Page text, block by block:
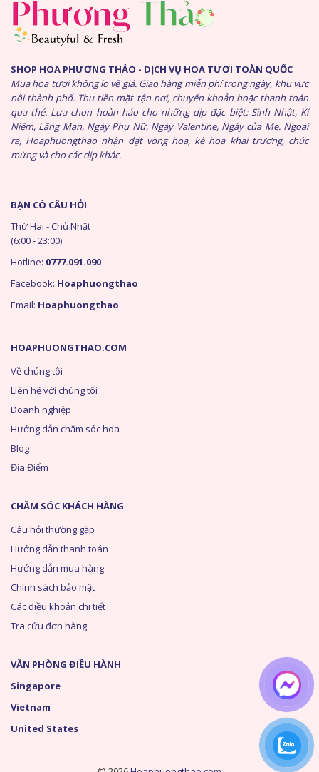
SHOP HOA PHƯƠNG THẢO - DỊCH VỤ HOA TƯƠI TOÀN QUỐC
Mua hoa tươi không lo về giá. Giao hàng miễn phí trong ngày, khu vực
nội thành phố. Thu tiền mặt tận nơi, chuyển khoản hoặc thanh toán
qua thẻ. Lựa chọn hoàn hảo cho những dịp đặc biệt: Sinh Nhật, Kỉ
Niệm, Lãng Mạn, Ngày Phụ Nữ, Ngày Valentine, Ngày của Mẹ. Ngoài
ra, Hoaphuongthao nhận đặt vòng hoa, kệ hoa khai trương, chúc
mừng và cho các dịp khác.
HOAPHUONGTHAO.COM
Về chúng tôi
Liên hệ với chúng tôi
Doanh nghiệp
Hướng dẫn chăm sóc hoa
Blog
Địa Điểm
CHĂM SÓC KHÁCH HÀNG
Câu hỏi thường gặp
Hướng dẫn thanh toán
Hướng dẫn mua hàng
Chính sách bảo mật
Các điều khoản chi tiết
Tra cứu đơn hàng
BẠN CÓ CÂU HỎI
Thứ Hai - Chủ Nhật
(6:00 - 23:00)
Hotline: 0777.091.090
Facebook: Hoaphuongthao
Email: Hoaphuongthao
VĂN PHÒNG ĐIỀU HÀNH
Singapore
Vietnam
United States